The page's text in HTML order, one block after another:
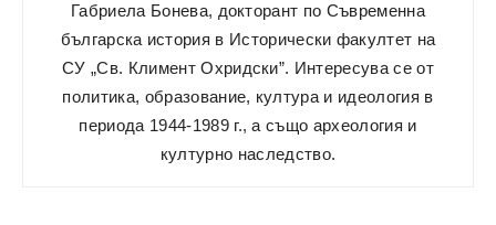
Габриела Бонева, докторант по Съвременна
българска история в Исторически факултет на
СУ „Св. Климент Охридски”. Интересува се от
политика, образование, култура и идеология в
периода 1944-1989 г., а също археология и
културно наследство.